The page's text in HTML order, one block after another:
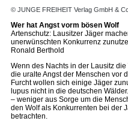
© JUNGE FREIHEIT Verlag GmbH &
Wer hat Angst vorm bösen Wolf
Artenschutz: Lausitzer Jäger
unerwünschten Konkurrenz zunutze
Ronald Berthold
Wenn des Nachts in der Lausitz
die uralte Angst der Menschen vor
Furcht wollen sich einige Jäger
lupus nicht in die deutschen
– weniger aus Sorge um die
den Wolf als Konkurrenten bei der
betrachten.